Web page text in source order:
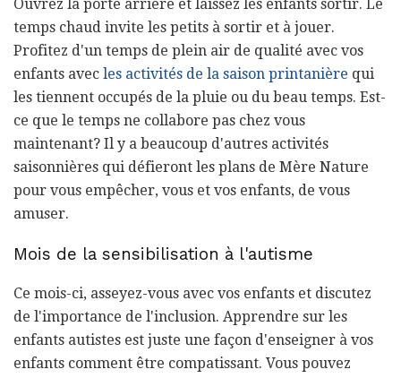
Ouvrez la porte arrière et laissez les enfants sortir. Le
temps chaud invite les petits à sortir et à jouer.
Profitez d'un temps de plein air de qualité avec vos
enfants avec les activités de la saison printanière qui
les tiennent occupés de la pluie ou du beau temps. Est-
ce que le temps ne collabore pas chez vous
maintenant? Il y a beaucoup d'autres activités
saisonnières qui défieront les plans de Mère Nature
pour vous empêcher, vous et vos enfants, de vous
amuser.
Mois de la sensibilisation à l'autisme
Ce mois-ci, asseyez-vous avec vos enfants et discutez
de l'importance de l'inclusion. Apprendre sur les
enfants autistes est juste une façon d'enseigner à vos
enfants comment être compatissant. Vous pouvez